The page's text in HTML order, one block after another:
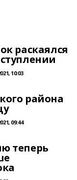
раскаялся
10:03
района
09:44
теперь